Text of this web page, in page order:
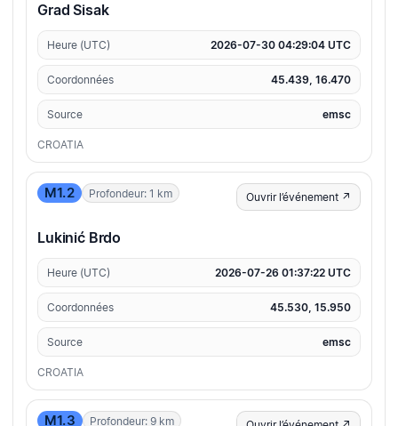
Grad Sisak
Heure (UTC) 2026-07-30 04:29:04 UTC
Coordonnées 45.439, 16.470
Source emsc
CROATIA
M1.2 Profondeur: 1 km Ouvrir l’événement ↗
Lukinić Brdo
Heure (UTC) 2026-07-26 01:37:22 UTC
Coordonnées 45.530, 15.950
Source emsc
CROATIA
M1.3 Profondeur: 9 km